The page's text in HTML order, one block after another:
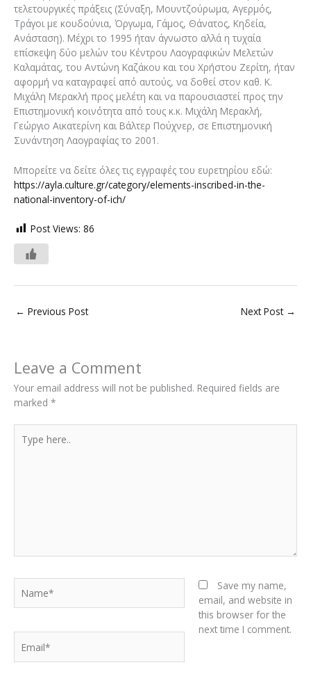
τελετουργικές πράξεις (Σύναξη, Μουντζούρωμα, Αγερμός,
Τράγοι με κουδούνια, Όργωμα, Γάμος, Θάνατος, Κηδεία,
Ανάσταση). Μέχρι το 1995 ήταν άγνωστο αλλά η τυχαία
επίσκεψη δύο μελών του Κέντρου Λαογραφικών Μελετών
Καλαμάτας, του Αντώνη Καζάκου και του Χρήστου Ζερίτη, ήταν
αφορμή να καταγραφεί από αυτούς, να δοθεί στον καθ. Κ.
Μιχάλη Μερακλή προς μελέτη και να παρουσιαστεί προς την
Επιστημονική κοινότητα από τους κ.κ. Μιχάλη Μερακλή,
Γεώργιο Αικατερίνη και Βάλτερ Πούχνερ, σε Επιστημονική
Συνάντηση Λαογραφίας το 2001.
Μπορείτε να δείτε όλες τις εγγραφές του ευρετηρίου εδώ:
https://ayla.culture.gr/category/elements-inscribed-in-the-
national-inventory-of-ich/
Post Views: 86
← Previous Post Next Post →
Leave a Comment
Your email address will not be published. Required fields are
marked *
here..
Save my name,
email, and website in
this browser for the
next time I comment.